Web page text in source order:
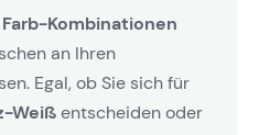
Kombinationen
an Ihren
Egal, ob Sie sich für
Weißentscheiden oder